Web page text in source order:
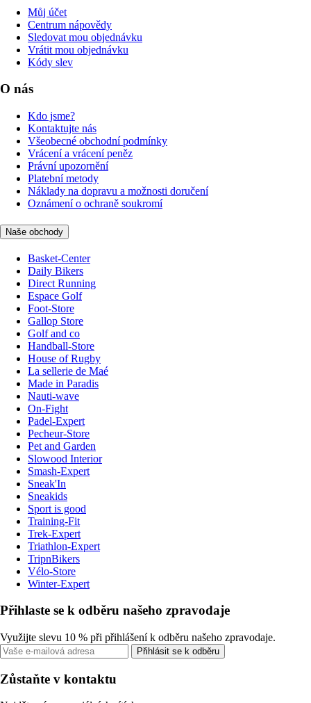
Můj účet
Centrum nápovědy
Sledovat mou objednávku
Vrátit mou objednávku
Kódy slev
O nás
Kdo jsme?
Kontaktujte nás
Všeobecné obchodní podmínky
Vrácení a vrácení peněz
Právní upozornění
Platební metody
Náklady na dopravu a možnosti doručení
Oznámení o ochraně soukromí
Naše obchody
Basket-Center
Daily Bikers
Direct Running
Espace Golf
Foot-Store
Gallop Store
Golf and co
Handball-Store
House of Rugby
La sellerie de Maé
Made in Paradis
Nauti-wave
On-Fight
Padel-Expert
Pecheur-Store
Pet and Garden
Slowood Interior
Smash-Expert
Sneak'In
Sneakids
Sport is good
Training-Fit
Trek-Expert
Triathlon-Expert
TripnBikers
Vélo-Store
Winter-Expert
Přihlaste se k odběru našeho zpravodaje
Využijte slevu 10 % při přihlášení k odběru našeho zpravodaje.
Přihlásit se k odběru
Zůstaňte v kontaktu